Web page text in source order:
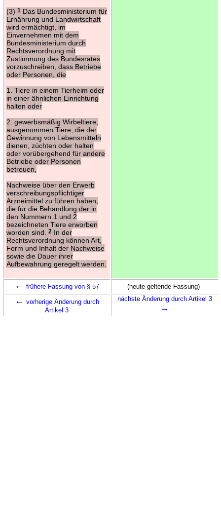
(3) 1Das Bundesministerium für
Ernährung und Landwirtschaft
wird ermächtigt, im
Einvernehmen mit dem
Bundesministerium durch
Rechtsverordnung mit
Zustimmung des Bundesrates
vorzuschreiben, dass Betriebe
oder Personen, die
1. Tiere in einem Tierheim oder
in einer ähnlichen Einrichtung
halten oder
2. gewerbsmäßig Wirbeltiere,
ausgenommen Tiere, die der
Gewinnung von Lebensmitteln
dienen, züchten oder halten
oder vorübergehend für andere
Betriebe oder Personen
betreuen,
Nachweise über den Erwerb
verschreibungspflichtiger
Arzneimittel zu führen haben,
die für die Behandlung der in
den Nummern 1 und 2
bezeichneten Tiere erworben
worden sind.
2In der
Rechtsverordnung können Art,
Form und Inhalt der Nachweise
sowie die Dauer ihrer
Aufbewahrung geregelt werden.
← frühere Fassung von § 57 (heute geltende Fassung)
← vorherige Änderung durch
Artikel 3
nächste Änderung durch Artikel 3
→